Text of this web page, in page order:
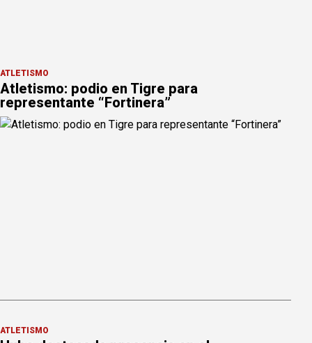
ATLETISMO
Atletismo: podio en Tigre para
representante “Fortinera”
ATLETISMO